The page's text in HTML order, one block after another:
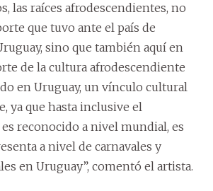
las raíces afrodescendientes, no
que tuvo ante el país de
sino que también aquí en
de la cultura afrodescendiente
en Uruguay, un vínculo cultural
ya que hasta inclusive el
reconocido a nivel mundial, es
a nivel de carnavales y
en Uruguay”, comentó el artista.